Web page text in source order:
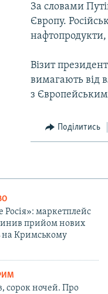
За словами
Європу.
нафтопродукти,
Візит
вимагають від
з
Поділитись
Росія»: маркетплейс
прийом нових
на Кримському
сорок ночей. Про